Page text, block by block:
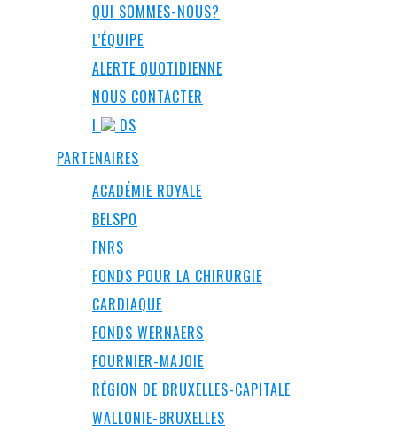
QUI SOMMES-NOUS?
L’ÉQUIPE
ALERTE QUOTIDIENNE
NOUS CONTACTER
I
DS
PARTENAIRES
ACADÉMIE ROYALE
BELSPO
FNRS
FONDS POUR LA CHIRURGIE
CARDIAQUE
FONDS WERNAERS
FOURNIER-MAJOIE
RÉGION DE BRUXELLES-CAPITALE
WALLONIE-BRUXELLES